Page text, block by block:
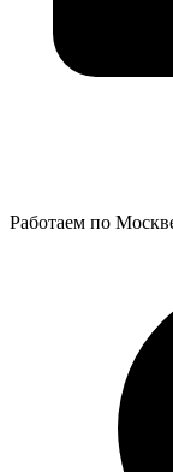
Работаем по